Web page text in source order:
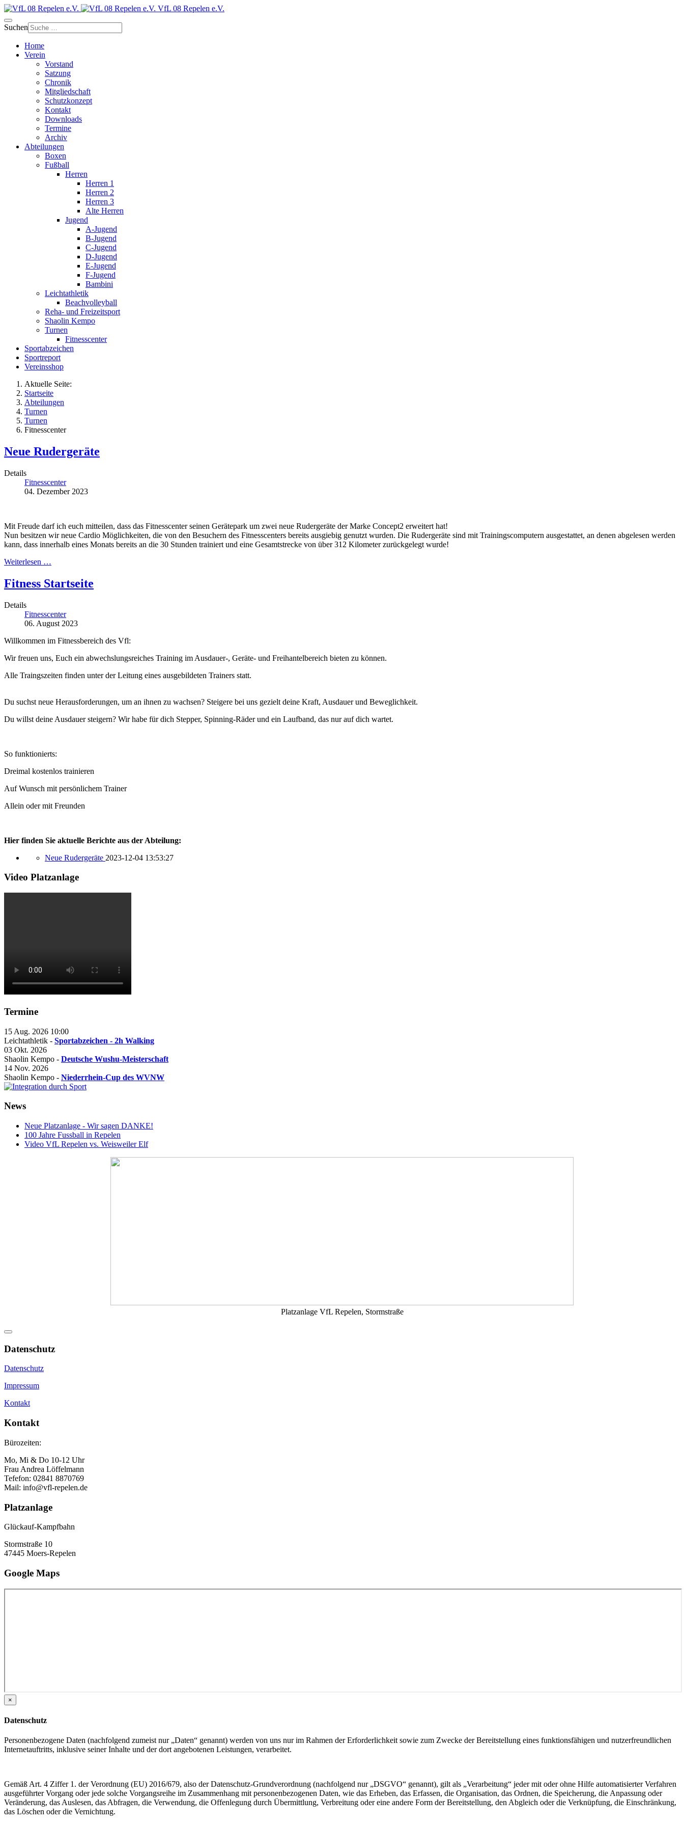
VfL 08 Repelen e.V.
Suchen
Home
Verein
Vorstand
Satzung
Chronik
Mitgliedschaft
Schutzkonzept
Kontakt
Downloads
Termine
Archiv
Abteilungen
Boxen
Fußball
Herren
Herren 1
Herren 2
Herren 3
Alte Herren
Jugend
A-Jugend
B-Jugend
C-Jugend
D-Jugend
E-Jugend
F-Jugend
Bambini
Leichtathletik
Beachvolleyball
Reha- und Freizeitsport
Shaolin Kempo
Turnen
Fitnesscenter
Sportabzeichen
Sportreport
Vereinsshop
Aktuelle Seite:
Startseite
Abteilungen
Turnen
Turnen
Fitnesscenter
Neue Rudergeräte
Details
Fitnesscenter
04. Dezember 2023
Mit Freude darf ich euch mitteilen, dass das Fitnesscenter seinen Gerätepark um zwei neue Rudergeräte der Marke Concept2 erweitert hat!
Nun besitzen wir neue Cardio Möglichkeiten, die von den Besuchern des Fitnesscenters bereits ausgiebig genutzt wurden. Die Rudergeräte sind mit Trainingscomputern ausgestattet, an denen abgelesen werden
kann, dass innerhalb eines Monats bereits an die 30 Stunden trainiert und eine Gesamtstrecke von über 312 Kilometer zurückgelegt wurde!
Weiterlesen …
Fitness Startseite
Details
Fitnesscenter
06. August 2023
Willkommen im Fitnessbereich des Vfl:
Wir freuen uns, Euch ein abwechslungsreiches Training im Ausdauer-, Geräte- und Freihantelbereich bieten zu können.
Alle Traingszeiten finden unter der Leitung eines ausgebildeten Trainers statt.
Du suchst neue Herausforderungen, um an ihnen zu wachsen? Steigere bei uns gezielt deine Kraft, Ausdauer und Beweglichkeit.
Du willst deine Ausdauer steigern? Wir habe für dich Stepper, Spinning-Räder und ein Laufband, das nur auf dich wartet.
So funktionierts:
Dreimal kostenlos trainieren
Auf Wunsch mit persönlichem Trainer
Allein oder mit Freunden
Hier finden Sie aktuelle Berichte aus der Abteilung:
Neue Rudergeräte 2023-12-04 13:53:27
Video Platzanlage
Termine
15 Aug. 2026 10:00
Leichtathletik - Sportabzeichen - 2h Walking
03 Okt. 2026
Shaolin Kempo - Deutsche Wushu-Meisterschaft
14 Nov. 2026
Shaolin Kempo - Niederrhein-Cup des WVNW
News
Neue Platzanlage - Wir sagen DANKE!
100 Jahre Fussball in Repelen
Video VfL Repelen vs. Weisweiler Elf
Platzanlage VfL Repelen, Stormstraße
Datenschutz
Datenschutz
Impressum
Kontakt
Kontakt
Bürozeiten:
Mo, Mi & Do 10-12 Uhr
Frau Andrea Löffelmann
Tefefon: 02841 8870769
Mail: info@vfl-repelen.de
Platzanlage
Glückauf-Kampfbahn
Stormstraße 10
47445 Moers-Repelen
Google Maps
×
Datenschutz
Personenbezogene Daten (nachfolgend zumeist nur „Daten“ genannt) werden von uns nur im Rahmen der Erforderlichkeit sowie zum Zwecke der Bereitstellung eines funktionsfähigen und nutzerfreundlichen
Internetauftritts, inklusive seiner Inhalte und der dort angebotenen Leistungen, verarbeitet.
Gemäß Art. 4 Ziffer 1. der Verordnung (EU) 2016/679, also der Datenschutz-Grundverordnung (nachfolgend nur „DSGVO“ genannt), gilt als „Verarbeitung“ jeder mit oder ohne Hilfe automatisierter Verfahren
ausgeführter Vorgang oder jede solche Vorgangsreihe im Zusammenhang mit personenbezogenen Daten, wie das Erheben, das Erfassen, die Organisation, das Ordnen, die Speicherung, die Anpassung oder
Veränderung, das Auslesen, das Abfragen, die Verwendung, die Offenlegung durch Übermittlung, Verbreitung oder eine andere Form der Bereitstellung, den Abgleich oder die Verknüpfung, die Einschränkung,
das Löschen oder die Vernichtung.